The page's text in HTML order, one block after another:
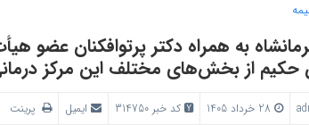
به همراه دکتر پرتوافکنان عضو
حکیم از بخش‌های مختلف این مرکز
کد خبر 314750 ایمیل پرینت